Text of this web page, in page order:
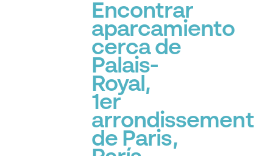
Encontrar
aparcamiento
cerca de
Palais-
Royal,
1er
arrondissement
de Paris,